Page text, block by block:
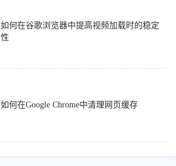
如何在谷歌浏览器中提高视频加载时的稳定
性
如何在Google Chrome中清理网页缓存